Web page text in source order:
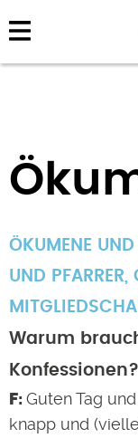
Direkt
zum
ÖKUMENE UND
UND PFARRER,
Warum
Konfessionen?
Guten Tag
knapp und